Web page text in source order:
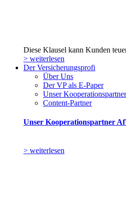
Diese Klausel kann Kunden
> weiterlesen
Der Versicherungsprofi
Über Uns
Der VP als E-Paper
Unser
Content-Partner
Unser Kooperationspartner
> weiterlesen